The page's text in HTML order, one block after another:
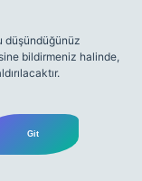
düşündüğünüz
bildirmeniz halinde,